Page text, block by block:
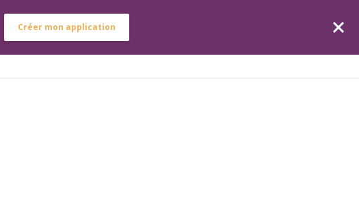
NOS SERVICES ARTICLES
Créer mon application